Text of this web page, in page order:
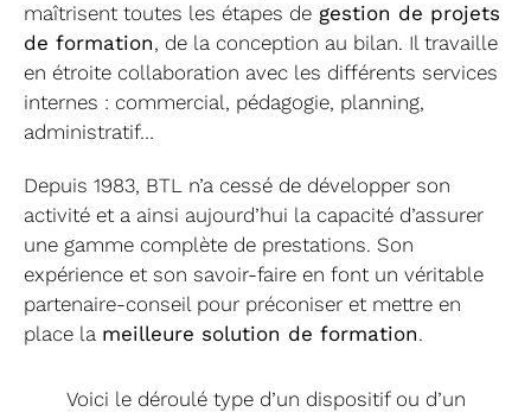
maîtrisent toutes les étapes degestion de projets
de formation, de la conception au bilan. Il travaille
en étroite collaboration avec les différents services
internes : commercial, pédagogie, planning,
administratif…
Depuis 1983, BTL n’a cessé de développer son
activité et a ainsi aujourd’hui la capacité d’assurer
une gamme complète de prestations. Son
expérience et son savoir-faire en font un véritable
partenaire-conseil pour préconiser et mettre en
place la meilleure solution de formation.
Voici le déroulé type d’un dispositif ou d’un